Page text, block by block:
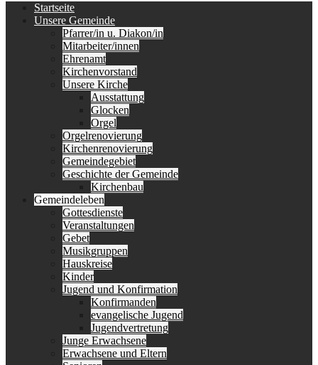
Erstes
Menü
Startseite
Unsere Gemeinde
Pfarrer/in u. Diakon/in
Mitarbeiter/innen
Ehrenamt
Kirchenvorstand
Unsere Kirche
Ausstattung
Glocken
Orgel
Orgelrenovierung
Kirchenrenovierung
Gemeindegebiet
Geschichte der Gemeinde
Kirchenbau
Gemeindeleben
Gottesdienste
Veranstaltungen
Gebet
Musikgruppen
Hauskreise
Kinder
Jugend und Konfirmation
Konfirmanden
evangelische Jugend
Jugendvertretung
Junge Erwachsene
Erwachsene und Eltern